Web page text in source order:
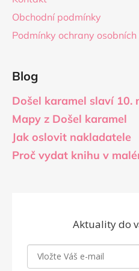
Obchodní podmínky
Podmínky ochrany
Blog
Došel karamel slaví 10.
Mapy z Došel karamel
Jak oslovit nakladatele
Proč vydat knihu v
Aktuality do